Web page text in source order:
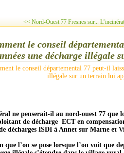
<< Nord-Ouest 77 Fresnes sur...
le conseil
une décharge
ne penserait-il au nord-ouest 77 que
de décharge ECT en
décharges ISDI à Annet sur Marne et
que l’on se pose lorsque l’on voit que